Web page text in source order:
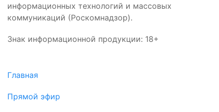
информационных технологий и массовых
коммуникаций (Роскомнадзор).
Знак информационной продукции: 18+
Главная
Прямой эфир